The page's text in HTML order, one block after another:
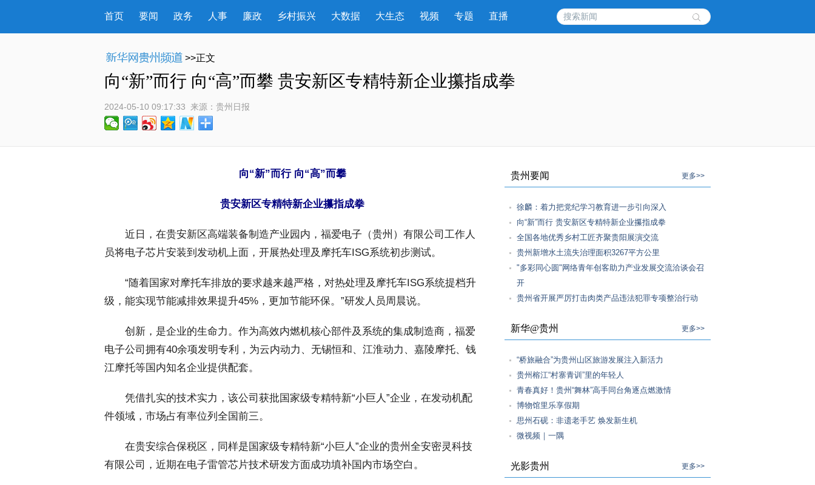
首页 要闻 政务 人事 廉政 乡村振兴 大数据 大生态 视频 专题 直播
>>正文
向“新”而行 向“高”而攀 贵安新区专精特新企业攥指成拳
2024-05-10 09:17:33 来源： 贵州日报
向“新”而行 向“高”而攀
贵安新区专精特新企业攥指成拳
近日，在贵安新区高端装备制造产业园内，福爱电子（贵州）有限公司工作人
员将电子芯片安装到发动机上面，开展热处理及摩托车ISG系统初步测试。
“随着国家对摩托车排放的要求越来越严格，对热处理及摩托车ISG系统提档升
级，能实现节能减排效果提升45%，更加节能环保。”研发人员周晨说。
创新，是企业的生命力。作为高效内燃机核心部件及系统的集成制造商，福爱
电子公司拥有40余项发明专利，为云内动力、无锡恒和、江淮动力、嘉陵摩托、钱
江摩托等国内知名企业提供配套。
凭借扎实的技术实力，该公司获批国家级专精特新“小巨人”企业，在发动机配
件领域，市场占有率位列全国前三。
在贵安综合保税区，同样是国家级专精特新“小巨人”企业的贵州全安密灵科技
有限公司，近期在电子雷管芯片技术研发方面成功填补国内市场空白。
贵州要闻 更多>>
徐麟：着力把党纪学习教育进一步引向深入
向“新”而行 贵安新区专精特新企业攥指成拳
全国各地优秀乡村工匠齐聚贵阳展演交流
贵州新增水土流失治理面积3267平方公里
"多彩同心圆"网络青年创客助力产业发展交流洽谈会召
开
贵州省开展严厉打击肉类产品违法犯罪专项整治行动
新华@贵州 更多>>
“桥旅融合”为贵州山区旅游发展注入新活力
贵州榕江“村寨青训”里的年轻人
青春真好！贵州“舞林”高手同台角逐点燃激情
博物馆里乐享假期
思州石砚：非遗老手艺 焕发新生机
微视频｜一隅
光影贵州 更多>>